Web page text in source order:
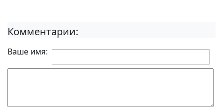
Комментарии:
Ваше имя: